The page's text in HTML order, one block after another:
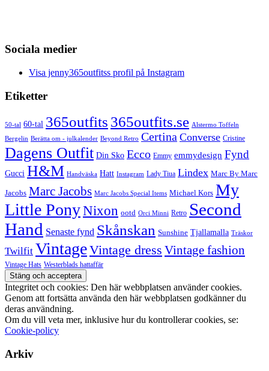
Sociala medier
Visa jenny365outfitss profil på Instagram
Etiketter
50-tal 60-tal 365outfits 365outfits.se Alstermo Toffeln
Bergelin Berätta om - julkalender Beyond Retro Certina Converse Cristine
Dagens Outfit Din Sko Ecco Emmy emmydesign Fynd
Gucci H&M Handväska Hatt Instagram Lady Tiua Lindex Marc By Marc
Jacobs Marc Jacobs Marc Jacobs Special Items Michael Kors My
Little PonyNixon ootd Orci Minni Retro Second
Hand Senaste fynd Skånskan Sunshine Tjallamalla Träskor
Twilfit VintageVintage dress Vintage fashion
Vintage Hats Westerblads hattaffär
Integritet och cookies: Den här webbplatsen använder cookies.
Genom att fortsätta använda den här webbplatsen godkänner du
deras användning.
Om du vill veta mer, inklusive hur du kontrollerar cookies, se:
Cookie-policy
Arkiv